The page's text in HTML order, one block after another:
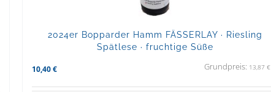
2024er Bopparder Hamm FÄSSERLAY · Riesling
Spätlese · fruchtige Süße
10,40 € Grundpreis: 13,87€